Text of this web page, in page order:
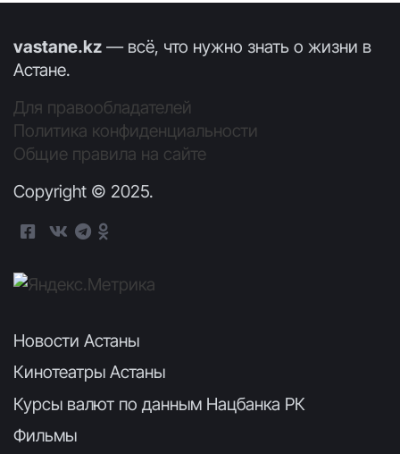
vastane.kz — всё, что нужно знать о жизни в
Астане.
Для правообладателей
Политика конфиденциальности
Общие правила на сайте
Copyright © 2025.
Новости Астаны
Кинотеатры Астаны
Курсы валют по данным Нацбанка РК
Фильмы